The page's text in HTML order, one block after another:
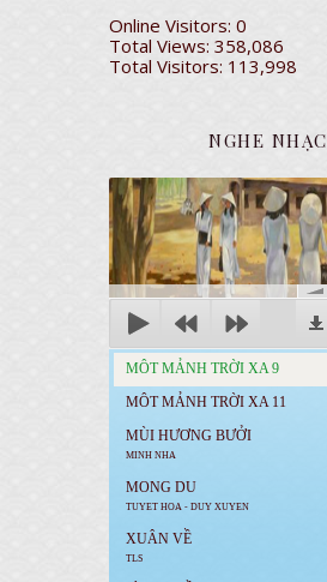
Online Visitors:0
Total Views:358,086
Total Visitors: 113,998
NGHE NHẠC
MÔT MẢNH TRỜI XA 9
MÔT MẢNH TRỜI XA 11
MÙI HƯƠNG BƯỞI
MINH NHA
MONG DU
TUYET HOA - DUY XUYEN
XUÂN VỀ
TLS